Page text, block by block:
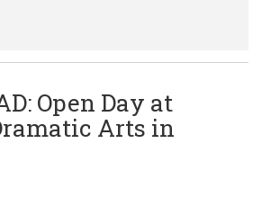
Open Day at
Arts in